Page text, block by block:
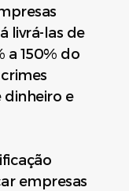
livrá-las de
a 150% do
dinheiro e
empresas